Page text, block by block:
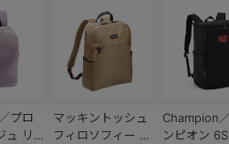
プロ
ュ リ
マッキントッシュ
フィロソフィー リ
Champion
ンピオン